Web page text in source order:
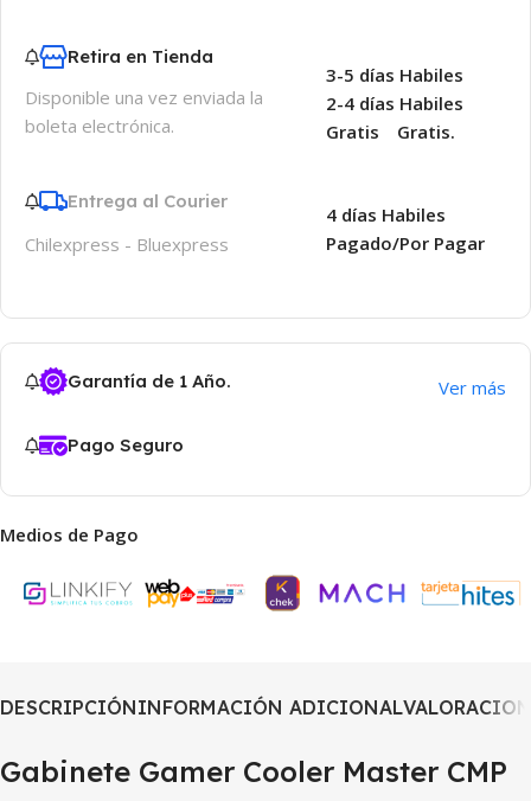
Retira en Tienda
Disponible una vez enviada la
boleta electrónica.
3-5 días Habiles
2-4 días Habiles
Gratis
Gratis.
Entrega al Courier
Chilexpress - Bluexpress
4 días Habiles
Pagado/Por Pagar
Garantía de 1 Año. Ver más
Pago Seguro
Medios de Pago
DESCRIPCIÓNINFORMACIÓN ADICIONAL
Gabinete Gamer Cooler Master CMP